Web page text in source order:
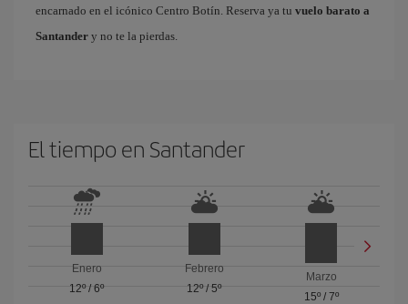
encarnado en el icónico Centro Botín. Reserva ya tu vuelo barato a
Santander y no te la pierdas.
El tiempo en Santander
Enero
12º/6º
Febrero
12º/ 5º
Marzo
15º/ 7º